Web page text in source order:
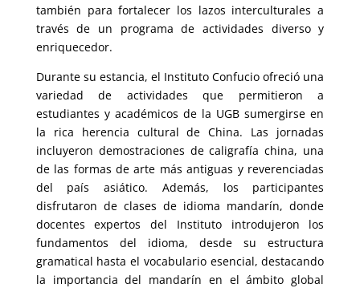
también para fortalecer los lazos interculturales a
través de un programa de actividades diverso y
enriquecedor.
Durante su estancia, el Instituto Confucio ofreció una
variedad de actividades que permitieron a
estudiantes y académicos de la UGB sumergirse en
la rica herencia cultural de China. Las jornadas
incluyeron demostraciones de caligrafía china, una
de las formas de arte más antiguas y reverenciadas
del país asiático. Además, los participantes
disfrutaron de clases de idioma mandarín, donde
docentes expertos del Instituto introdujeron los
fundamentos del idioma, desde su estructura
gramatical hasta el vocabulario esencial, destacando
la importancia del mandarín en el ámbito global